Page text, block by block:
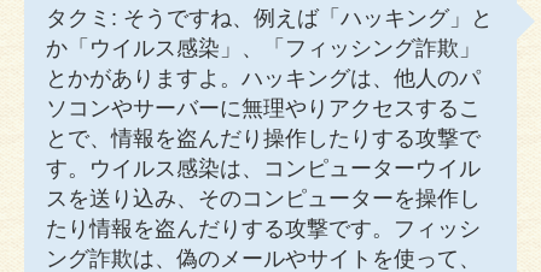
タクミ: そうですね、例えば「ハッキング」と
か「ウイルス感染」、「フィッシング詐欺」
とかがありますよ。ハッキングは、他人のパ
ソコンやサーバーに無理やりアクセスするこ
とで、情報を盗んだり操作したりする攻撃で
す。ウイルス感染は、コンピューターウイル
スを送り込み、そのコンピューターを操作し
たり情報を盗んだりする攻撃です。フィッシ
ング詐欺は、偽のメールやサイトを使って、